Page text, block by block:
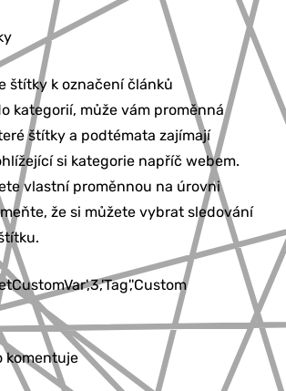
štítky k označení článků
kategorií, může vám proměnná
štítky a podtémata zajímají
si kategorie napříč webem.
vlastní proměnnou na úrovni
že si můžete vybrat sledování
komentuje